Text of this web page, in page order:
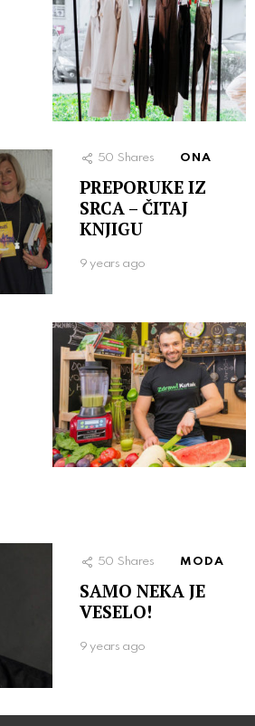
50 Shares ONA
PREPORUKE IZ
SRCA – ČITAJ
KNJIGU
9 years ago
50 Shares MODA
SAMO NEKA JE
VESELO!
9 years ago